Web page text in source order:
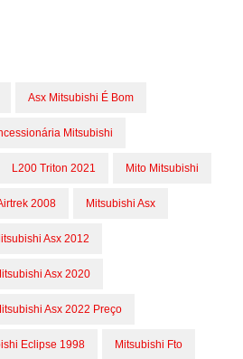
Asx Mitsubishi É Bom
Mitsubishi
L200 Triton 2021 Mito Mitsubishi
2008 Mitsubishi Asx
Asx 2012
Asx 2020
Asx 2022 Preço
Eclipse 1998 Mitsubishi Fto